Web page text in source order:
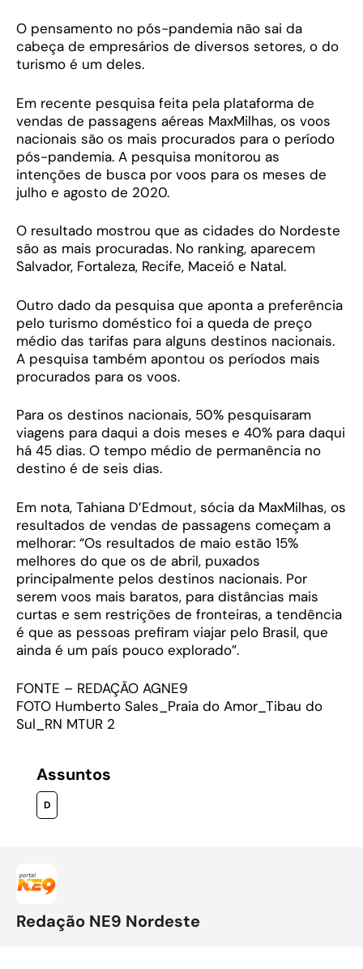
O pensamento no pós-pandemia não sai da
cabeça de empresários de diversos setores, o do
turismo é um deles.
Em recente pesquisa feita pela plataforma de
vendas de passagens aéreas MaxMilhas, os voos
nacionais são os mais procurados para o período
pós-pandemia. A pesquisa monitorou as
intenções de busca por voos para os meses de
julho e agosto de 2020.
O resultado mostrou que as cidades do Nordeste
são as mais procuradas. No ranking, aparecem
Salvador, Fortaleza, Recife, Maceió e Natal.
Outro dado da pesquisa que aponta a preferência
pelo turismo doméstico foi a queda de preço
médio das tarifas para alguns destinos nacionais.
A pesquisa também apontou os períodos mais
procurados para os voos.
Para os destinos nacionais, 50% pesquisaram
viagens para daqui a dois meses e 40% para daqui
há 45 dias. O tempo médio de permanência no
destino é de seis dias.
Em nota, Tahiana D’Edmout, sócia da MaxMilhas, os
resultados de vendas de passagens começam a
melhorar: “Os resultados de maio estão 15%
melhores do que os de abril, puxados
principalmente pelos destinos nacionais. Por
serem voos mais baratos, para distâncias mais
curtas e sem restrições de fronteiras, a tendência
é que as pessoas prefiram viajar pelo Brasil, que
ainda é um país pouco explorado”.
FONTE – REDAÇÃO AGNE9
FOTO Humberto Sales_Praia do Amor_Tibau do
Sul_RN MTUR 2
Assuntos
D
Redação NE9 Nordeste